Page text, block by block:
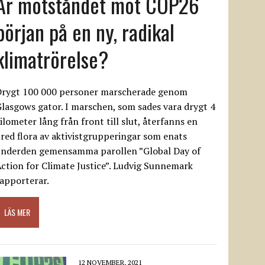
på en ny, radikal
100 000 personer marscherade genom
gator. I marschen, som sades vara drygt 4
lång från front till slut, återfanns en
flora av aktivistgrupperingar som enats
gemensamma parollen ”Global Day of
for Climate Justice”. Ludvig Sunnemark
LÄS MER
12 NOVEMBER, 2021